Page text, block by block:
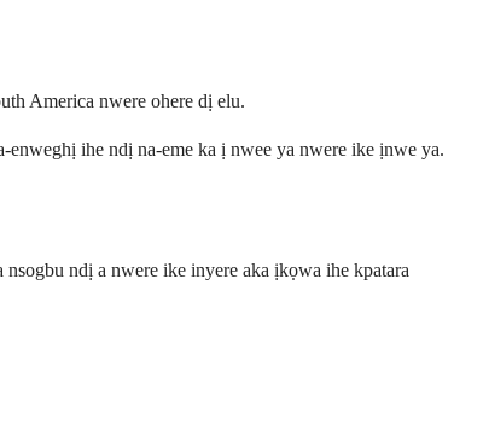
America nwere ohere dị elu.
ihe ndị na-eme ka ị nwee ya nwere ike ịnwe ya.
ndị a nwere ike inyere aka ịkọwa ihe kpatara